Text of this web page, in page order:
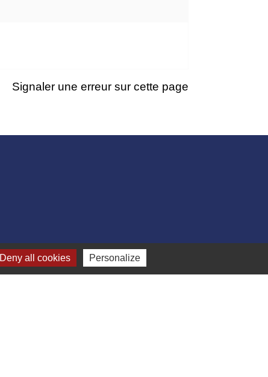
Signaler une erreur sur cette page
Deny all cookies Personalize